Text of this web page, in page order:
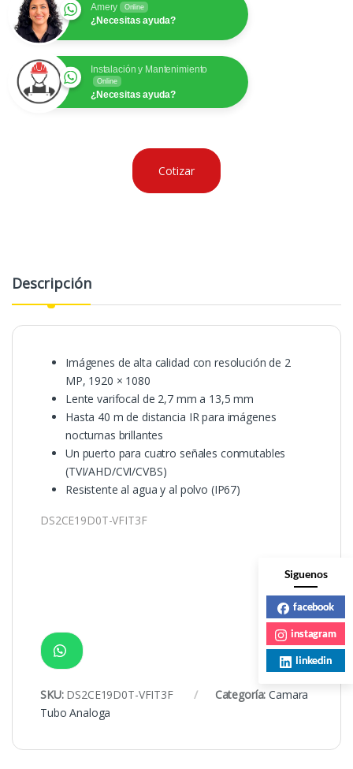
Amery Online
¿Necesitas ayuda?
Instalación y Mantenimiento
Online
¿Necesitas ayuda?
Cotizar
Descripción
Imágenes de alta calidad con resolución de 2
MP, 1920 × 1080
Lente varifocal de 2,7 mm a 13,5 mm
Hasta 40 m de distancia IR para imágenes
nocturnas brillantes
Un puerto para cuatro señales conmutables
(TVI/AHD/CVI/CVBS)
Resistente al agua y al polvo (IP67)
DS2CE19D0T-VFIT3F
SKU: DS2CE19D0T-VFIT3F Categoría:Camara
Tubo Analoga
Siguenos
facebook
instagram
linkedin